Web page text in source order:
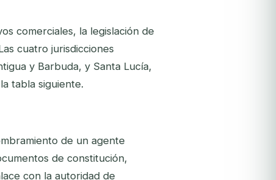
comerciales, la legislación de
cuatro jurisdicciones
y Barbuda, y Santa Lucía,
tabla siguiente.
de un agente
de constitución,
con la autoridad de